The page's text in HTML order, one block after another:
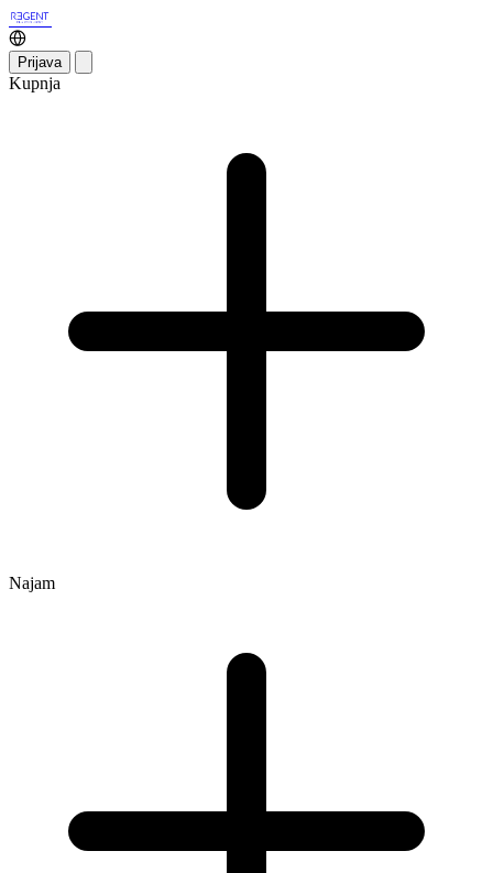
Prijava
Kupnja
Najam